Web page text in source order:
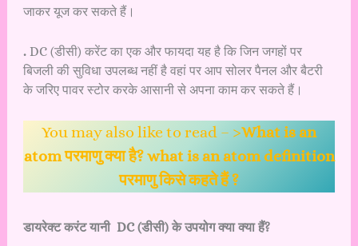
जाकर यूज कर सकते हैं।
.DC (डीसी) करेंट का एक और फायदा यह है कि जिन जगहों पर
बिजली की सुविधा उपलब्ध नहीं है वहां पर आप सोलर पैनल और बैटरी
के जरिए पावर स्टोर करके आसानी से अपना काम कर सकते हैं।
You may also like to read – >What is an
atom परमाणु क्या है? what is an atom definition
परमाणु किसे कहते हैं ?
डायरेक्ट करंट यानी DC (डीसी) के उपयोग क्या क्या हैं?